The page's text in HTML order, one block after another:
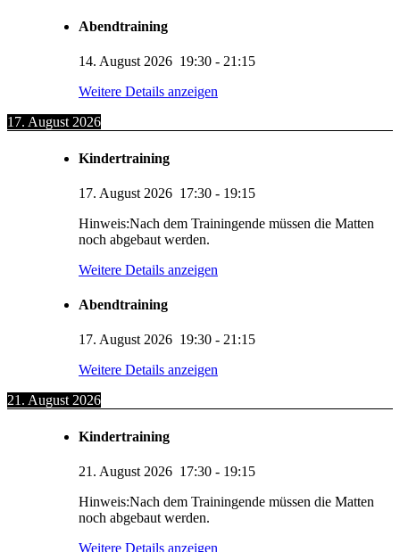
Abendtraining
14. August 2026 19:30 - 21:15
Weitere Details anzeigen
17. August 2026
Kindertraining
17. August 2026 17:30 - 19:15
Hinweis:Nach dem Trainingende müssen die Matten
noch abgebaut werden.
Weitere Details anzeigen
Abendtraining
17. August 2026 19:30 - 21:15
Weitere Details anzeigen
21. August 2026
Kindertraining
21. August 2026 17:30 - 19:15
Hinweis:Nach dem Trainingende müssen die Matten
noch abgebaut werden.
Weitere Details anzeigen